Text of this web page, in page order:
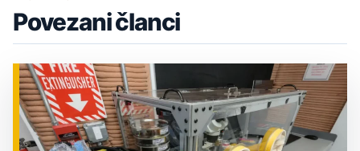
Povezani članci